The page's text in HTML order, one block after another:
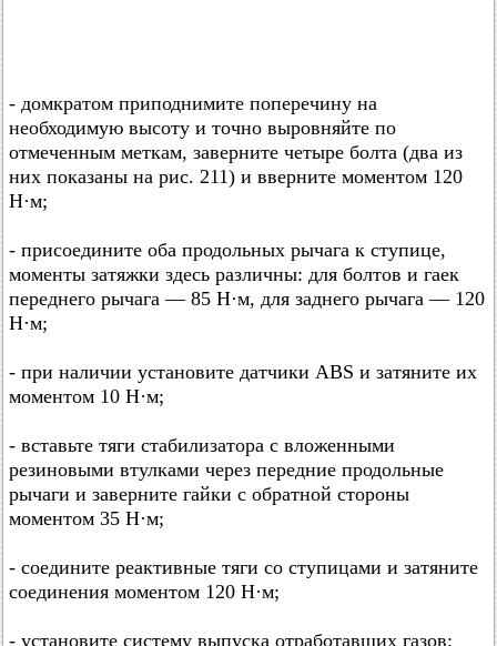
- домкратом приподнимите поперечину на
необходимую высоту и точно выровняйте по
отмеченным меткам, заверните четыре болта (два из
них показаны на рис. 211) и вверните моментом 120
Н·м;
- присоедините оба продольных рычага к ступице,
моменты затяжки здесь различны: для болтов и гаек
переднего рычага — 85 Н·м, для заднего рычага — 120
Н·м;
- при наличии установите датчики ABS и затяните их
моментом 10 Н·м;
- вставьте тяги стабилизатора с вложенными
резиновыми втулками через передние продольные
рычаги и заверните гайки с обратной стороны
моментом 35 Н·м;
- соедините реактивные тяги со ступицами и затяните
соединения моментом 120 Н·м;
- установите систему выпуска отработавших газов;